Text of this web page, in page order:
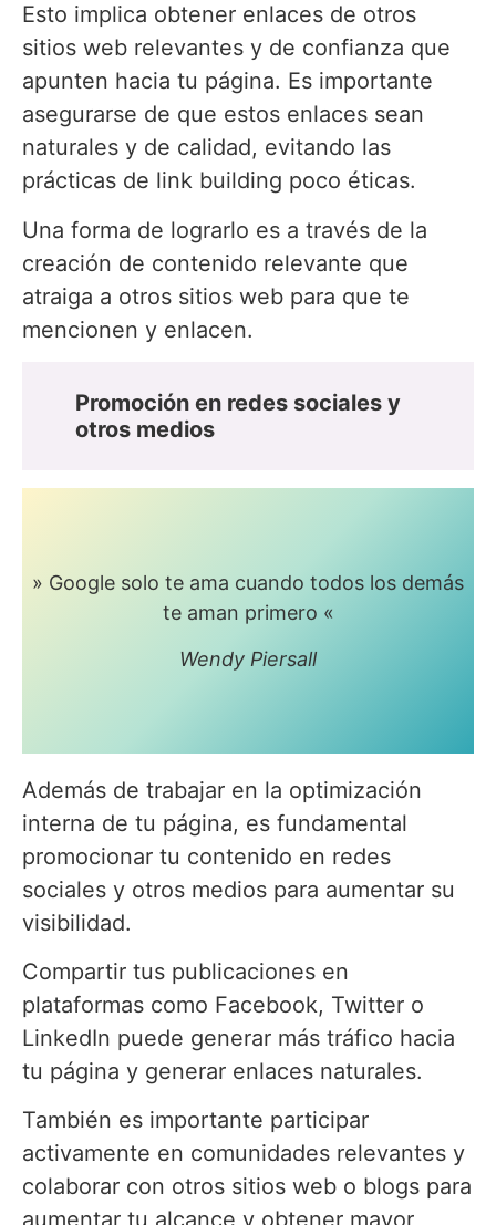
Esto implica obtener enlaces de otros
sitios web relevantes y de confianza que
apunten hacia tu página. Es importante
asegurarse de que estos enlaces sean
naturales y de calidad, evitando las
prácticas de link building poco éticas.
Una forma de lograrlo es a través de la
creación de contenido relevante que
atraiga a otros sitios web para que te
mencionen y enlacen.
Promoción en redes sociales y
otros medios
» Google solo te ama cuando todos los demás
te aman primero «
Wendy Piersall
Además de trabajar en la optimización
interna de tu página, es fundamental
promocionar tu contenido en redes
sociales y otros medios para aumentar su
visibilidad.
Compartir tus publicaciones en
plataformas como Facebook, Twitter o
LinkedIn puede generar más tráfico hacia
tu página y generar enlaces naturales.
También es importante participar
activamente en comunidades relevantes y
colaborar con otros sitios web o blogs para